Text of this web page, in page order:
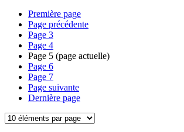
Première page
Page précédente
Page 3
Page 4
Page 5 (page actuelle)
Page 6
Page 7
Page suivante
Dernière page